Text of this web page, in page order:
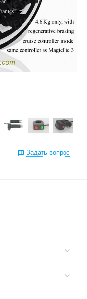
Задать вопрос